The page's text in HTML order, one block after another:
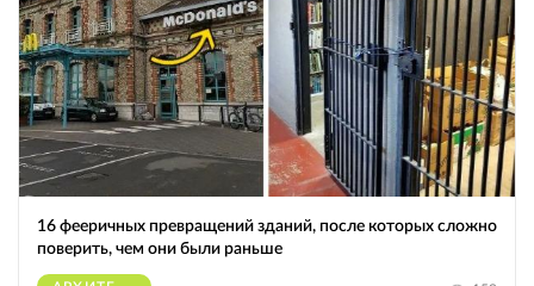
16 фееричных превращений зданий, после которых сложно
поверить, чем они были раньше